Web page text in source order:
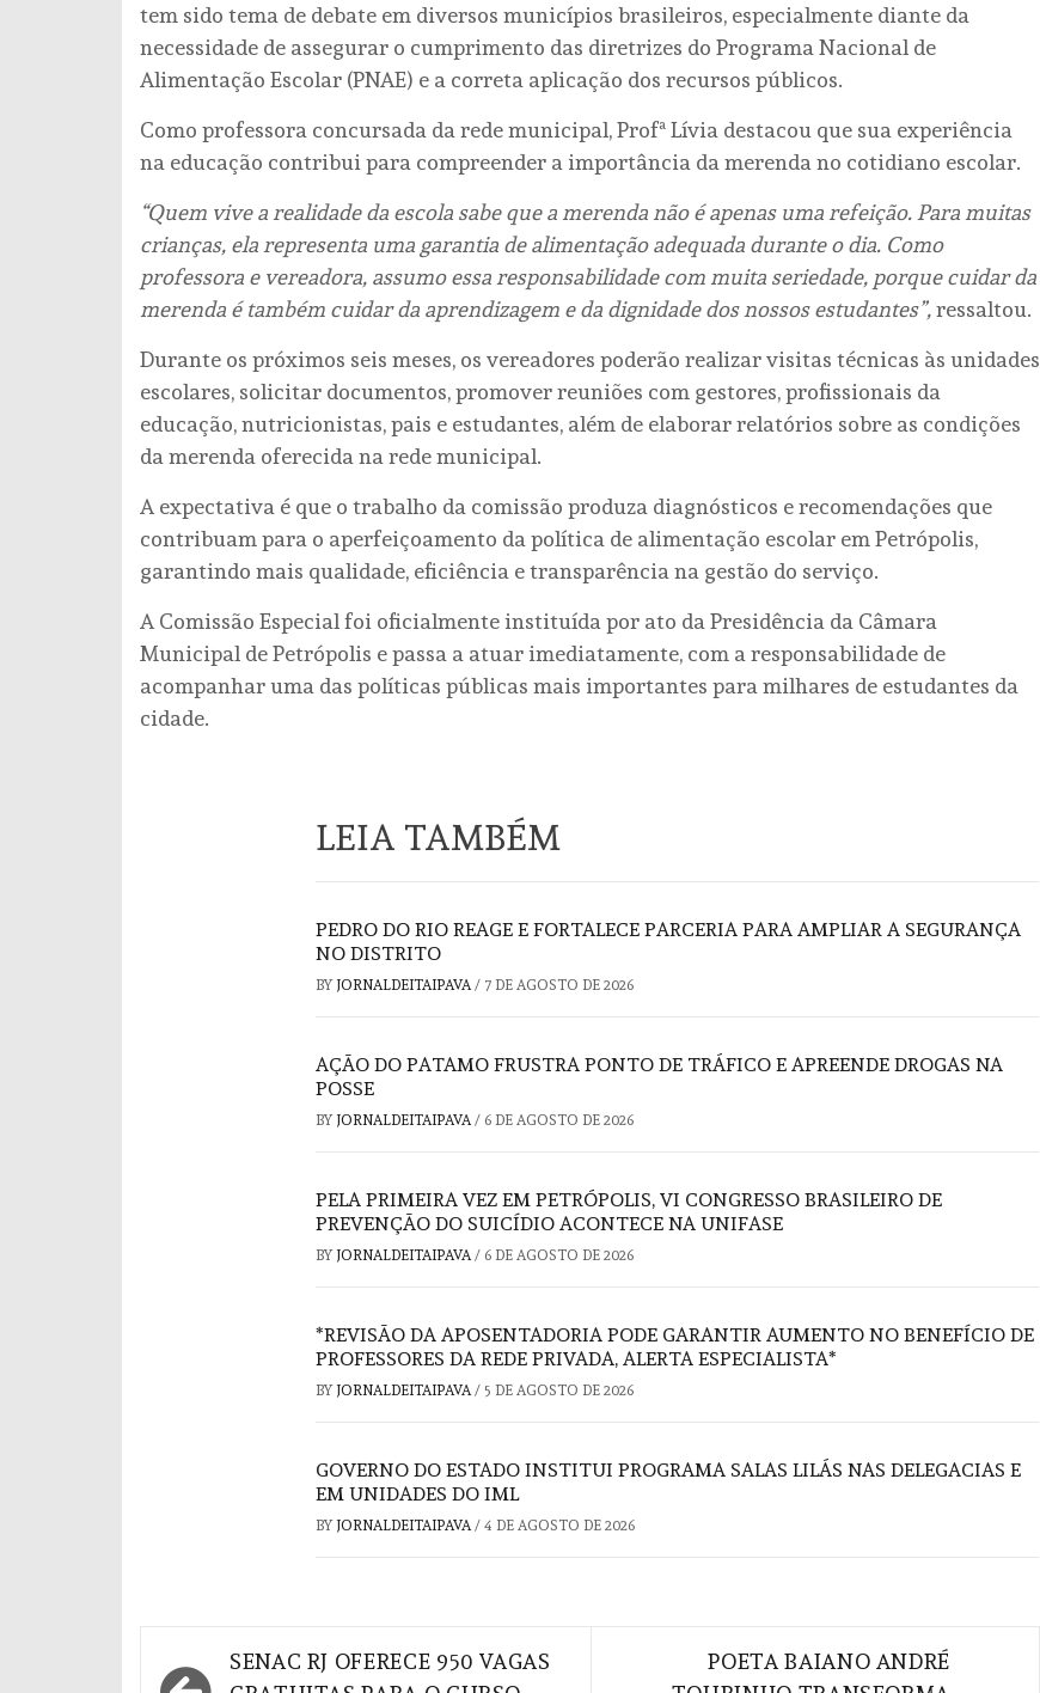
tem sido tema de debate em diversos municípios brasileiros, especialmente diante da
necessidade de assegurar o cumprimento das diretrizes do Programa Nacional de
Alimentação Escolar (PNAE) e a correta aplicação dos recursos públicos.
Como professora concursada da rede municipal, Profª Lívia destacou que sua experiência
na educação contribui para compreender a importância da merenda no cotidiano escolar.
“Quem vive a realidade da escola sabe que a merenda não é apenas uma refeição. Para muitas
crianças, ela representa uma garantia de alimentação adequada durante o dia. Como
professora e vereadora, assumo essa responsabilidade com muita seriedade, porque cuidar da
merenda é também cuidar da aprendizagem e da dignidade dos nossos estudantes”,ressaltou.
Durante os próximos seis meses, os vereadores poderão realizar visitas técnicas às unidades
escolares, solicitar documentos, promover reuniões com gestores, profissionais da
educação, nutricionistas, pais e estudantes, além de elaborar relatórios sobre as condições
da merenda oferecida na rede municipal.
A expectativa é que o trabalho da comissão produza diagnósticos e recomendações que
contribuam para o aperfeiçoamento da política de alimentação escolar em Petrópolis,
garantindo mais qualidade, eficiência e transparência na gestão do serviço.
A Comissão Especial foi oficialmente instituída por ato da Presidência da Câmara
Municipal de Petrópolis e passa a atuar imediatamente, com a responsabilidade de
acompanhar uma das políticas públicas mais importantes para milhares de estudantes da
cidade.
LEIA TAMBÉM
PEDRO DO RIO REAGE E FORTALECE PARCERIA PARA AMPLIAR A SEGURANÇA
NO DISTRITO
BY JORNALDEITAIPAVA/ 7 DE AGOSTO DE 2026
AÇÃO DO PATAMO FRUSTRA PONTO DE TRÁFICO E APREENDE DROGAS NA
POSSE
BY JORNALDEITAIPAVA/ 6 DE AGOSTO DE 2026
PELA PRIMEIRA VEZ EM PETRÓPOLIS, VI CONGRESSO BRASILEIRO DE
PREVENÇÃO DO SUICÍDIO ACONTECE NA UNIFASE
BY JORNALDEITAIPAVA/ 6 DE AGOSTO DE 2026
*REVISÃO DA APOSENTADORIA PODE GARANTIR AUMENTO NO BENEFÍCIO DE
PROFESSORES DA REDE PRIVADA, ALERTA ESPECIALISTA*
BY JORNALDEITAIPAVA/ 5 DE AGOSTO DE 2026
GOVERNO DO ESTADO INSTITUI PROGRAMA SALAS LILÁS NAS DELEGACIAS E
EM UNIDADES DO IML
BY JORNALDEITAIPAVA/ 4 DE AGOSTO DE 2026
Navegação
SENAC RJ OFERECE 950 VAGAS
POETA BAIANO ANDRÉ